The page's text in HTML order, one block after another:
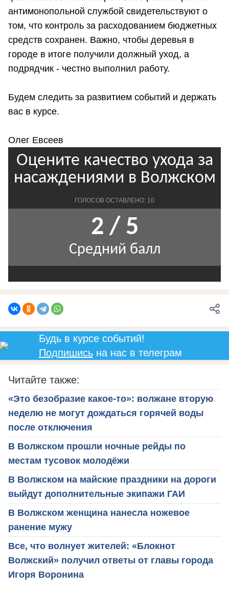
антимонопольной службой свидетельствуют о
том, что контроль за расходованием бюджетных
средств сохранен. Важно, чтобы деревья в
городе в итоге получили должный уход, а
подрядчик - честно выполнил работу.
Будем следить за развитием событий и держать
вас в курсе.
Олег Евсеев
Будь в курсе событий!
Подпишисьна нас в телеграм
Читайте также:
«Это безобразие какое-то»: волжане вторую
неделю не могут дождаться горячей воды
после отключения
В Волжском прошли ночные рейды по
местам тусовок молодёжи
В Волжском на майские праздники на дороги
выйдут дополнительные экипажи ГАИ
В Волжском женщина нанесла ножевое
ранение мужу
Все, что волнует жителей: «Блокнот
Волжский» получил ответы от главы города
Игоря Воронина